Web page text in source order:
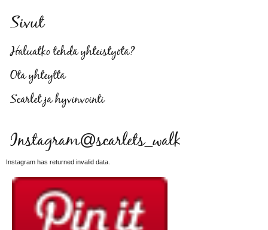
Sivut
Haluatko tehdä yhteistyötä?
Ota yhteyttä
Scarlet ja hyvinvointi
Instagram@scarlets_walk
Instagram has returned invalid data.